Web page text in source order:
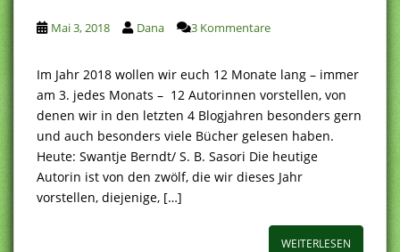
Mai 3, 2018 Dana 3 Kommentare
Im Jahr 2018 wollen wir euch 12 Monate lang – immer
am 3. jedes Monats – 12 Autorinnen vorstellen, von
denen wir in den letzten 4 Blogjahren besonders gern
und auch besonders viele Bücher gelesen haben.
Heute: Swantje Berndt/ S. B. Sasori Die heutige
Autorin ist von den zwölf, die wir dieses Jahr
vorstellen, diejenige, […]
WEITERLESEN